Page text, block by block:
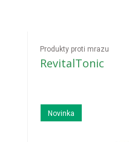
Produkty proti mrazu
RevitalTonic
Novinka